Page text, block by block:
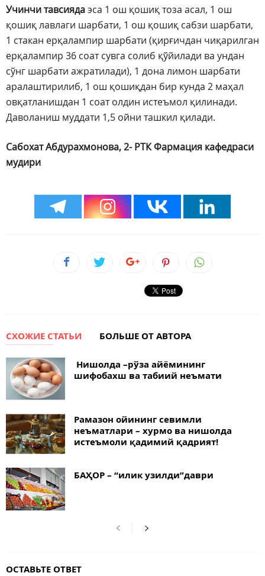
Учинчи тавсиядаэса 1 ош қошиқ тоза асал, 1 ош
қошиқ лавлаги шарбати, 1 ош қошиқ сабзи шарбати,
1 стакан ерқалампир шарбати (қирғичдан чиқарилган
ерқалампир 36 соат сувга солиб қўйилади ва ундан
сўнг шарбати ажратилади), 1 дона лимон шарбати
аралаштирилиб, 1 ош қошиқдан бир кунда 2 маҳал
овқатланишдан 1 соат олдин истеъмол қилинади.
Даволаниш муддати 1,5 ойни ташкил қилади.
Сабохат Абдурахмонова, 2- РТК Фармация кафедраси
мудири
СХОЖИЕ СТАТЬИ БОЛЬШЕ ОТ АВТОРА
Нишолда –рўза айёмининг
шифобахш ва табиий неъмати
Рамазон ойининг севимли
неъматлари – хурмо ва нишолда
истеъмоли қадимий қадрият!
БАҲОР – “илик узилди”даври
ОСТАВЬТЕ ОТВЕТ